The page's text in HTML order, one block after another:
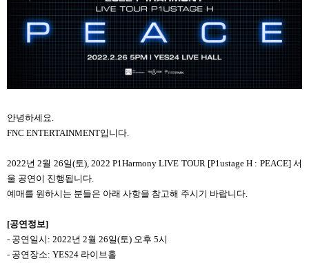
안녕하세요.
FNC ENTERTAINMENT입니다.
2022년 2월 26일(토), 2022 P1Harmony LIVE TOUR [P1ustage H : PEACE] 서
울 공연이 진행됩니다.
예매를 원하시는 분들은 아래 사항을 참고해 주시기 바랍니다.
[공연정보]
- 공연일시: 2022년 2월 26일(토) 오후 5시
- 공연장소: YES24 라이브홀